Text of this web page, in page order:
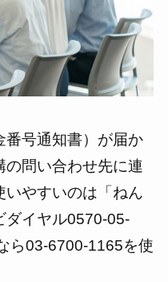
番号通知書）が届か
の問い合わせ先に連
やすいのは「ねん
ダイヤル0570-05-
ら03-6700-1165を使